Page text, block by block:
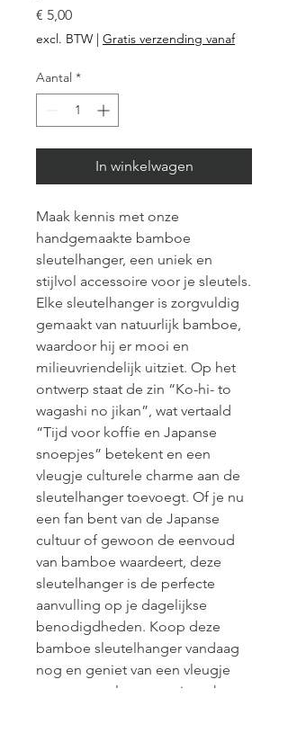
€ 5,00Prijs
excl. BTW | Gratis verzending vanaf
Aantal *
In winkelwagen
Maak kennis met onze
handgemaakte bamboe
sleutelhanger, een uniek en
stijlvol accessoire voor je sleutels.
Elke sleutelhanger is zorgvuldig
gemaakt van natuurlijk bamboe,
waardoor hij er mooi en
milieuvriendelijk uitziet. Op het
ontwerp staat de zin “Ko-hi- to
wagashi no jikan”, wat vertaald
“Tijd voor koffie en Japanse
snoepjes” betekent en een
vleugje culturele charme aan de
sleutelhanger toevoegt. Of je nu
een fan bent van de Japanse
cultuur of gewoon de eenvoud
van bamboe waardeert, deze
sleutelhanger is de perfecte
aanvulling op je dagelijkse
benodigdheden. Koop deze
bamboe sleutelhanger vandaag
nog en geniet van een vleugje
natuur en cultuur waar je ook